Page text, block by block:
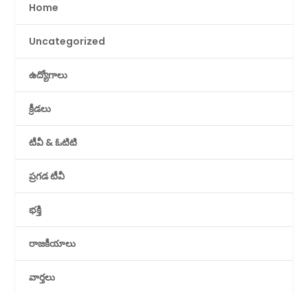
Home
Uncategorized
ఉద్యోగాలు
క్రీడలు
టీవీ & ఓటిటి
ప్రగడ టీవీ
భక్తి
రాజకీయాలు
వార్తలు